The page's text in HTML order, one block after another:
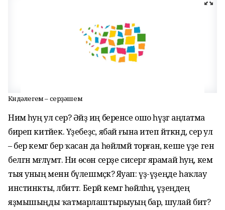
Көндәлегем – серҙәшем
Нимә һуң ул сер? Әйҙә иң беренсе ошо һүҙгә аңлатма
биреп китәйек. Үҙебеҙсә, ябай ғына итеп әйткәндә, сер ул
– бер кемгә бер ҡасан да һөйләмәй торған, кеше үҙе генә
белгән мәғлүмәт. Ни өсөн серҙе сисергә ярамай һуң, кем
тыя уның менән бүлешмәҫкә? Яуап: үҙ-үҙеңде һаҡлау
инстинкты, әлбиттә. Берәй кемгә һөйлә­һәң, үҙеңдең
яҙмышыңды ҡатмарлаштырыуың бар, шулай бит?